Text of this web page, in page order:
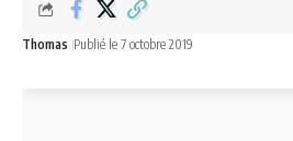
Thomas Publié le 7 octobre 2019